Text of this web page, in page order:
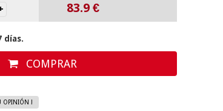
83.9 €
días.
COMPRAR
OPINIÓN !